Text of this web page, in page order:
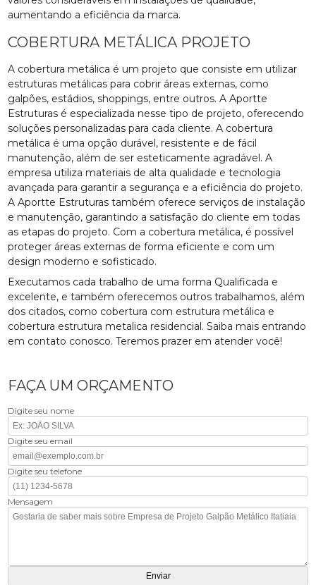
aumentando a eficiência da marca.
COBERTURA METÁLICA PROJETO
A cobertura metálica é um projeto que consiste em utilizar
estruturas metálicas para cobrir áreas externas, como
galpões, estádios, shoppings, entre outros. A Aportte
Estruturas é especializada nesse tipo de projeto, oferecendo
soluções personalizadas para cada cliente. A cobertura
metálica é uma opção durável, resistente e de fácil
manutenção, além de ser esteticamente agradável. A
empresa utiliza materiais de alta qualidade e tecnologia
avançada para garantir a segurança e a eficiência do projeto.
A Aportte Estruturas também oferece serviços de instalação
e manutenção, garantindo a satisfação do cliente em todas
as etapas do projeto. Com a cobertura metálica, é possível
proteger áreas externas de forma eficiente e com um
design moderno e sofisticado.
Executamos cada trabalho de uma forma Qualificada e
excelente, e também oferecemos outros trabalhamos, além
dos citados, como cobertura com estrutura metálica e
cobertura estrutura metalica residencial. Saiba mais entrando
em contato conosco. Teremos prazer em atender você!
FAÇA UM ORÇAMENTO
Digite seu nome
Digite seu email
Digite seu telefone
Mensagem